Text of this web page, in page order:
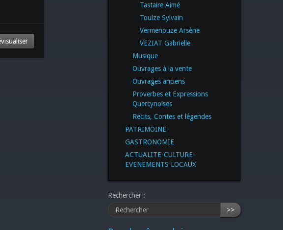
Tastaire Aimé
Toulze Sylvain
Vermenouze Arsène
VEZIAT Gabrielle
Musique
Ouvrages à la vente
Ouvrages anciens
Proverbes et Expressions
Quercynoises
Récits, Contes et légendes
PATRIMOINE
GASTRONOMIE
ACTUALITE-CULTURE-
EVENEMENTS LOCAUX
Rechercher :
>>